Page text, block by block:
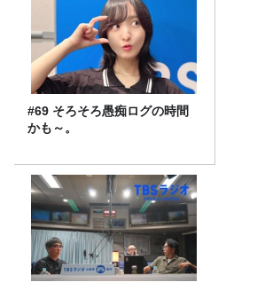
#69 そろそろ愚痴ログの時間
かも～。